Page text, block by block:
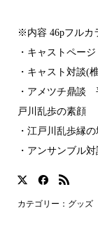
※内容 46pフルカ
・キャストページ
・キャスト対談(
・アメツチ鼎談
戸川乱歩の素顔
・江戸川乱歩縁の
・アンサンブル
カテゴリー： グッズ